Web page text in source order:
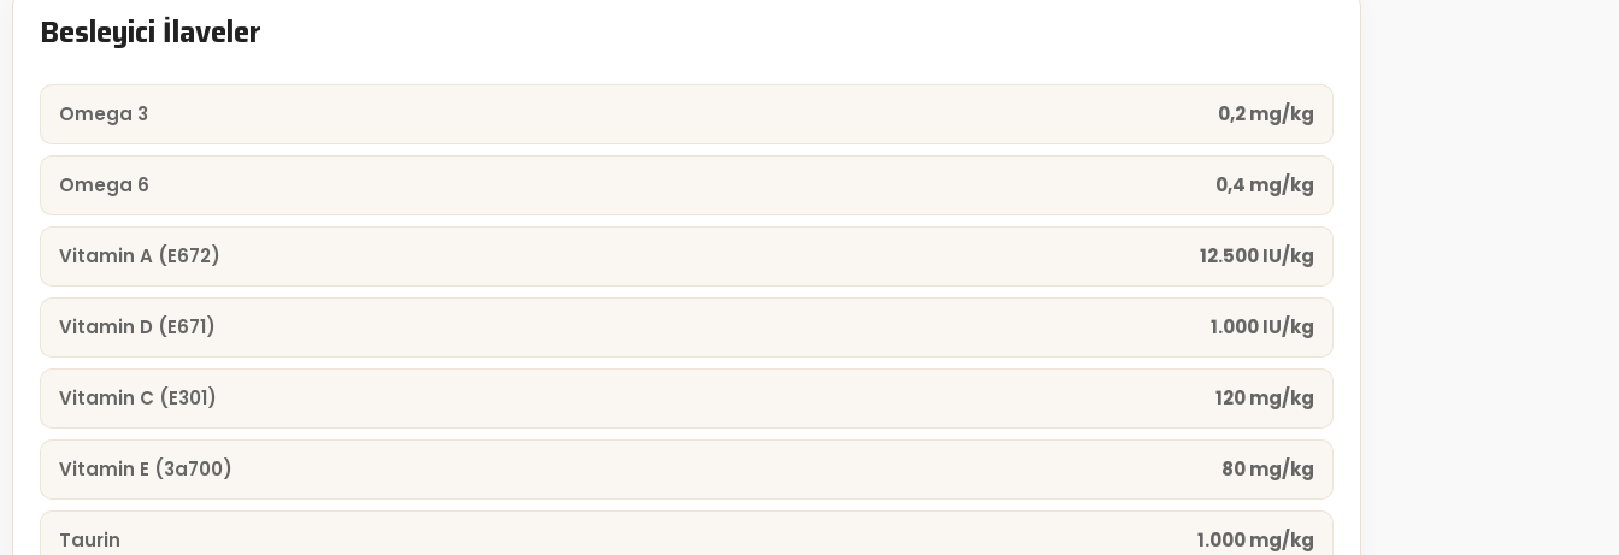
Besleyici İlaveler
Omega 3 0,2 mg/kg
Omega 6 0,4 mg/kg
Vitamin A (E672) 12.500 IU/kg
Vitamin D (E671) 1.000 IU/kg
Vitamin C (E301) 120 mg/kg
Vitamin E (3a700) 80 mg/kg
Taurin 1.000 mg/kg